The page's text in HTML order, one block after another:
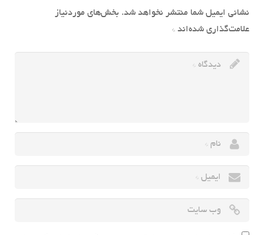
نشانی ایمیل شما منتشر نخواهد شد. بخش‌های موردنیاز
علامت‌گذاری شده‌اند *